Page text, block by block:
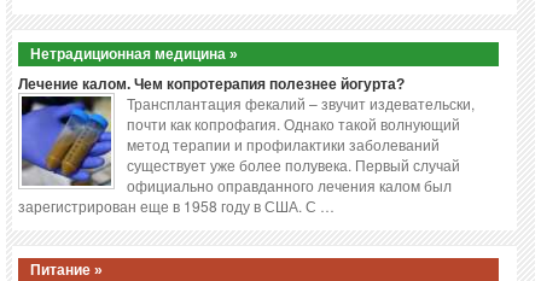
Нетрадиционная медицина »
Лечение калом. Чем копротерапия полезнее йогурта?
Трансплантация фекалий – звучит издевательски,
почти как копрофагия. Однако такой волнующий
метод терапии и профилактики заболеваний
существует уже более полувека. Первый случай
официально оправданного лечения калом был
зарегистрирован еще в 1958 году в США. С …
Питание »